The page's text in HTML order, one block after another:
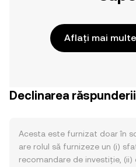
Aflați mai multe
Declinarea răspunderii
Acesta este furnizat doar în
are rolul să furnizeze un (i)
recomandare de investiție,